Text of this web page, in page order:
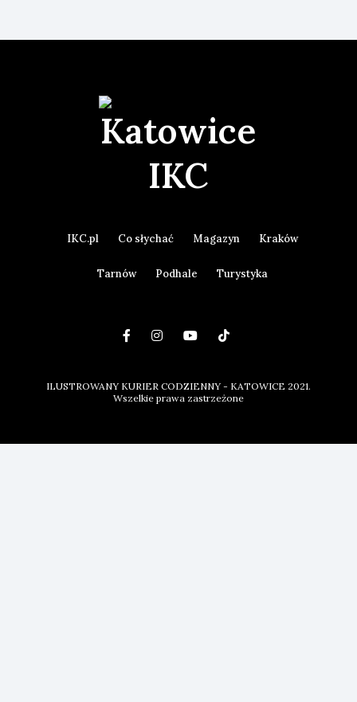
IKC.pl Co słychać Magazyn Kraków
Tarnów Podhale Turystyka
ILUSTROWANY KURIER CODZIENNY - KATOWICE 2021.
Wszelkie prawa zastrzeżone